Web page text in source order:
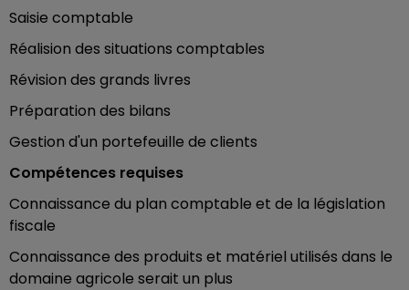
Saisie comptable
Réalision des situations comptables
Révision des grands livres
Préparation des bilans
Gestion d'un portefeuille de clients
Compétences requises
Connaissance du plan comptable et de la législation
fiscale
Connaissance des produits et matériel utilisés dans le
domaine agricole serait un plus